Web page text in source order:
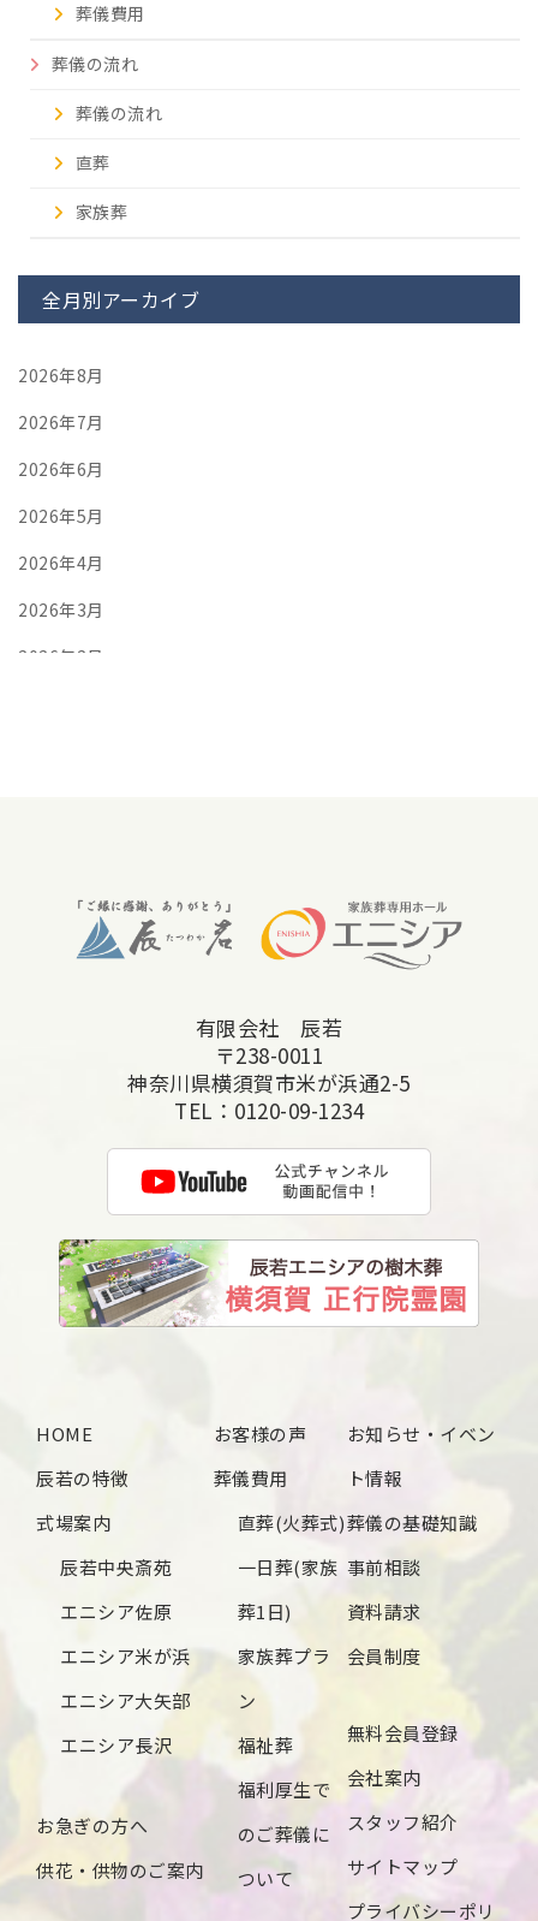
葬儀費用
葬儀の流れ
葬儀の流れ
直葬
家族葬
全月別アーカイブ
2026年8月
2026年7月
2026年6月
2026年5月
2026年4月
2026年3月
2026年2月
2025年8月
2025年1月
2024年12月
2024年4月
2024年3月
2024年1月
2023年12月
有限会社 辰若
〒238-0011
神奈川県横須賀市米が浜通2-5
TEL： 0120-09-1234
HOME
辰若の特徴
式場案内
辰若中央斎苑
エニシア佐原
エニシア米が浜
エニシア大矢部
エニシア長沢
お急ぎの方へ
供花・供物のご案内
お客様の声
葬儀費用
直葬(火葬式)
一日葬(家族
葬1日)
家族葬プラ
ン
福祉葬
福利厚生で
のご葬儀に
ついて
お知らせ・イベン
ト情報
葬儀の基礎知識
事前相談
資料請求
会員制度
無料会員登録
会社案内
スタッフ紹介
サイトマップ
プライバシーポリ